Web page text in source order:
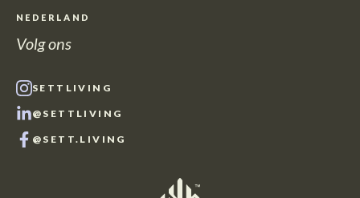
NEDERLAND
Volg ons
SETTLIVING
@SETTLIVING
@SETT.LIVING